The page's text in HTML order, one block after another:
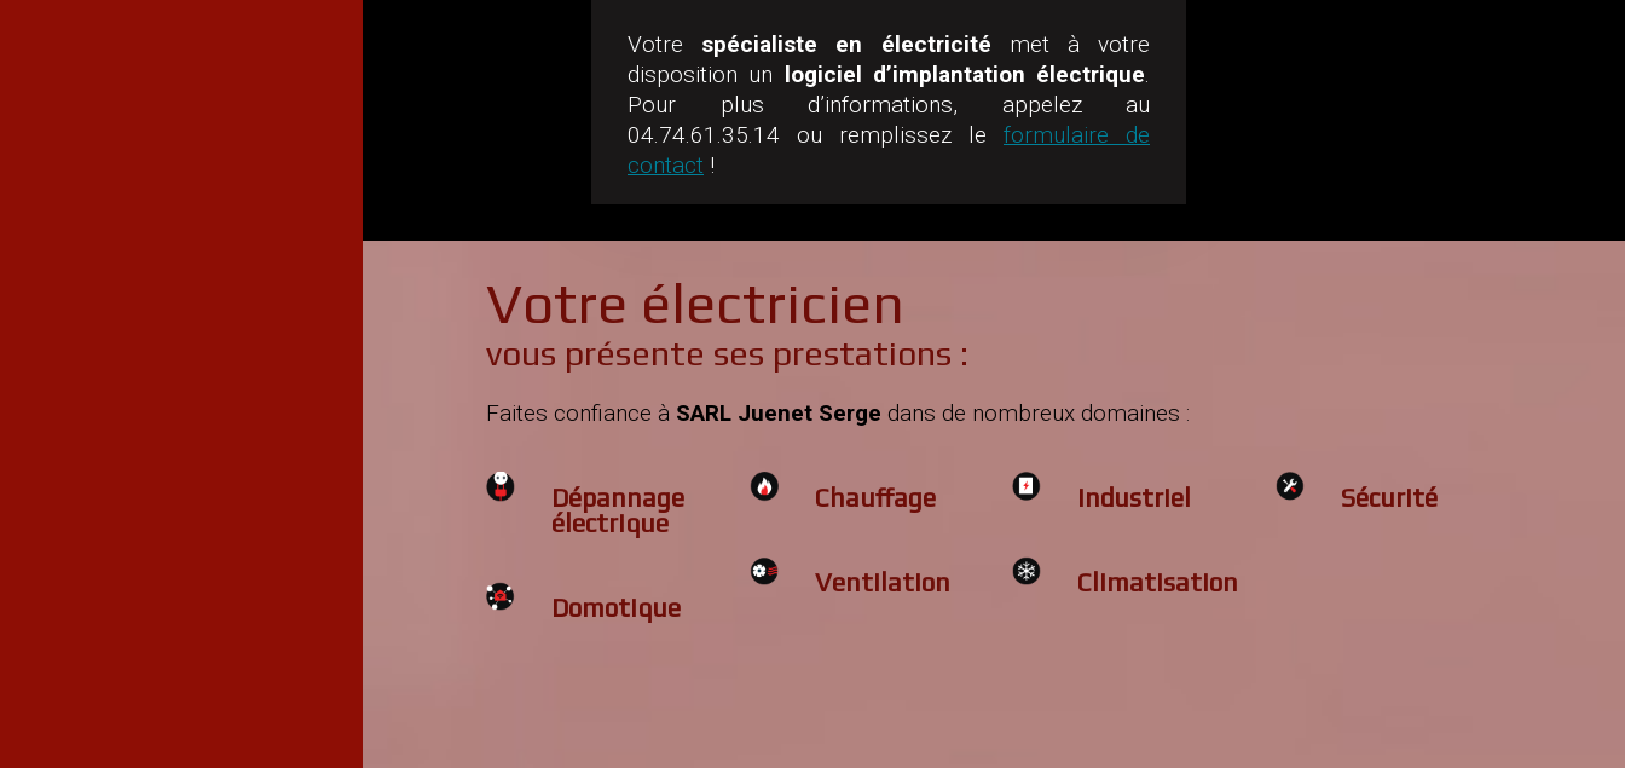
Votre spécialiste en électricité met à votre
disposition un logiciel d’implantation électrique.
Pour plus d’informations, appelez au
04.74.61.35.14 ou remplissez le formulaire de
contact !
Votre électricien
vous présente ses prestations :
Faites confiance à SARL Juenet Serge dans de nombreux domaines :
Dépannage
électrique
Domotique
Chauffage
Ventilation
Industriel
Climatisation
Sécurité